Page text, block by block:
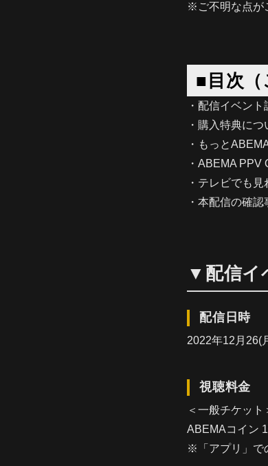
※ご不明な点が
■目次（
・配信イベント
・購入特典につ
・もっと
・ABEMA
・テレビでも見
・本配信の確認
▼配信イ
配信日時
2022年12月26(
視聴料金
＜一般チケット
ABEMAコイン
※「アプリ」で